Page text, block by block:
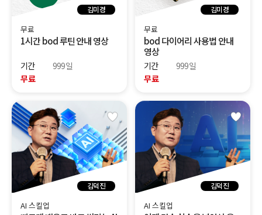
김미경
무료
1시간 bod 루틴 안내 영상
기간
999일
무료
김미경
무료
bod 다이어리 사용법 안내
영상
기간
999일
무료
김덕진
AI 스킬업
김덕진
AI 스킬업